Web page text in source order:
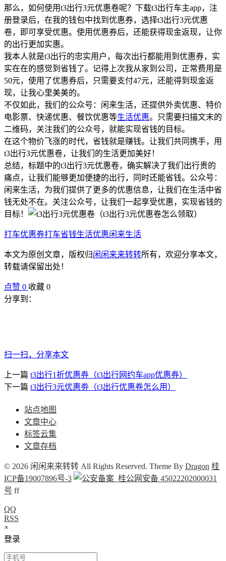
那么，如何使用t3出行3元优惠卷呢？下载t3出行车主app，注
册登录后，在我的钱包中找到优惠券，选择t3出行3元优惠
卷，即可享受优惠。使用优惠券后，还能获得现金返现，让你
的出行更加实惠。
我本人就是t3出行的忠实用户，每次出行都能用到优惠券，实
实在在的感觉到省钱了。记得上次我从家到公司，正常费用是
50元，使用了优惠券后，只需要支付47元，还能得到现金返
现，让我心里美美的。
不仅如此，我们的公众号：闲来生活，还提供外卖优惠、特价
电影票、快递优惠、餐饮优惠等生活优惠。只需要扫描文末的
二维码，关注我们的公众号，就能实现省钱的目标。
在这个物价飞涨的时代，省钱就是赚钱。让我们共同携手，用
t3出行3元优惠卷，让我们的生活更加美好！
总结，标题中的t3出行3元优惠卷，确实解决了我们出行贵的
痛点，让我们能够更加便捷的出行，同时还能省钱。公众号：
闲来生活，为我们提供了更多的优惠信息，让我们在生活中省
钱无处不在。关注公众号，让我们一起享受优惠，实现省钱的
目标！
打车优惠券打车省钱生活优惠闲来生活
本文为原创文章，版权归闲闲来来转转所有，欢迎分享本文，
转载请保留出处！
点赞 0 收藏 0
分享到：
扫一扫，分享本文
上一篇 t3出行1折优惠券（t3出行网约车app优惠券）
下一篇 t3出行3元优惠劵（t3出行优惠卷怎么用）
站点地图
文章中心
标签云集
文章存档
© 2026 闲闲来来转转 All Rights Reserved. Theme By Dragon 桂
ICP备19007896号-3
桂公网安备 45022202000031
号 ff
QQ
RSS
×
登录